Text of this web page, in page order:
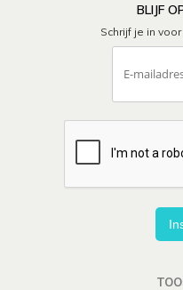
BLIJF
Schrijf je in